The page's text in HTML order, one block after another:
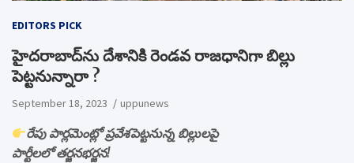
EDITORS PICK
హైదరాబాద్‌ను దేశానికి రెండవ రాజధానిగా బిల్లు
పెట్టనున్నారా ?
September 18, 2023 uppunews
రేపు పార్లమెంట్లో ప్రవేశపెట్టనున్న బిల్లులపై
పార్టీలలో తర్జనభర్జన!